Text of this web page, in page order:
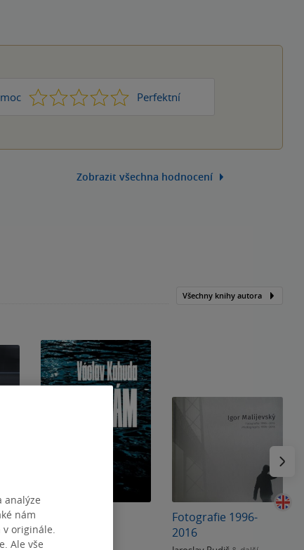
1 2 3 4 Perfektní
5
Zobrazit všechna hodnocení
Všechny knihy autora
Fotografie 1996-
2016
analýze
nám
originále.
Ale vše